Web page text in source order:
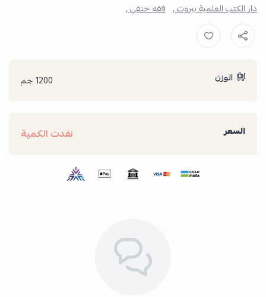
دار الكتب العلمية بيروت , فقه حنفي ,
الوزن 1200 جم
السعر نفدت الكمية